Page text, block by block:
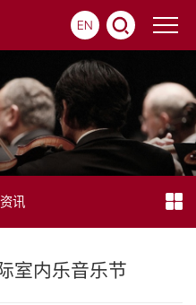
EN
讯
室内乐音乐节